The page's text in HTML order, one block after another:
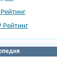
Рейтинг